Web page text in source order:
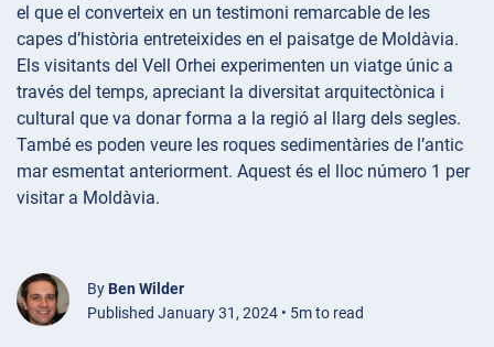
el que el converteix en un testimoni remarcable de les
capes d’història entreteixides en el paisatge de Moldàvia.
Els visitants del Vell Orhei experimenten un viatge únic a
través del temps, apreciant la diversitat arquitectònica i
cultural que va donar forma a la regió al llarg dels segles.
També es poden veure les roques sedimentàries de l’antic
mar esmentat anteriorment. Aquest és el lloc número 1 per
visitar a Moldàvia.
By Ben Wilder
Published January 31, 2024 • 5m to read